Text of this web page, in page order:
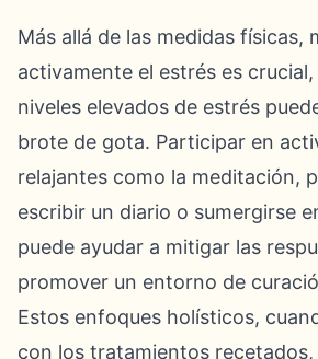
Más allá de las medidas físicas,
activamente el estrés es
niveles elevados de estrés
brote de gota. Participar en
relajantes como la meditación,
escribir un diario o sumergirse
puede ayudar a mitigar las
promover un entorno de
Estos enfoques holísticos,
con los tratamientos recetados,